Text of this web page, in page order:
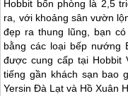
Hobbit bốn phòng là 2,5
ra, với khoảng sân vườn
đẹp ra thung lũng, bạn
bằng các loại bếp nướng
được cung cấp tại Hobbit
tiếng gần khách sạn bao
YersinĐà Lạt và Hồ Xuân